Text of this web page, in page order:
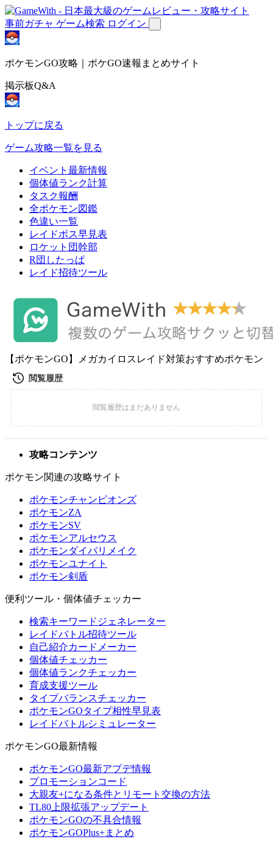
事前ガチャ ゲーム検索 ログイン
ポケモンGO攻略｜ポケGO速報まとめサイト
掲示板Q&A
トップに戻る
ゲーム攻略一覧を見る
イベント最新情報
個体値ランク計算
タスク報酬
全ポケモン図鑑
色違い一覧
レイドボス早見表
ロケット団幹部
R団したっぱ
レイド招待ツール
【ポケモンGO】メガカイロスレイド対策おすすめポケモン
攻略コンテンツ
ポケモン関連の攻略サイト
ポケモンチャンピオンズ
ポケモンZA
ポケモンSV
ポケモンアルセウス
ポケモンダイパリメイク
ポケモンユナイト
ポケモン剣盾
便利ツール・個体値チェッカー
検索キーワードジェネレーター
レイドバトル招待ツール
自己紹介カードメーカー
個体値チェッカー
個体値ランクチェッカー
育成支援ツール
タイプバランスチェッカー
ポケモンGOタイプ相性早見表
レイドバトルシミュレーター
ポケモンGO最新情報
ポケモンGO最新アプデ情報
プロモーションコード
大親友+になる条件とリモート交換の方法
TL80上限拡張アップデート
ポケモンGOの不具合情報
ポケモンGOPlus+まとめ